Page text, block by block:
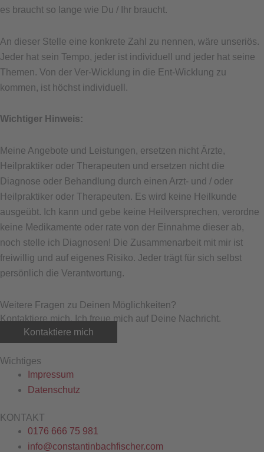
es braucht so lange wie Du / Ihr braucht.
An dieser Stelle eine konkrete Zahl zu nennen, wäre unseriös.
Jeder hat sein Tempo, jeder ist individuell und jeder hat seine
Themen. Von der Ver-Wicklung in die Ent-Wicklung zu
kommen, ist höchst individuell.
Wichtiger Hinweis:
Meine Angebote und Leistungen, ersetzen nicht Ärzte,
Heilpraktiker oder Therapeuten und ersetzen nicht die
Diagnose oder Behandlung durch einen Arzt- und / oder
Heilpraktiker oder Therapeuten. Es wird keine Heilkunde
ausgeübt. Ich kann und gebe keine Heilversprechen, verordne
keine Medikamente oder rate von der Einnahme dieser ab,
noch stelle ich Diagnosen! Die Zusammenarbeit mit mir ist
freiwillig und auf eigenes Risiko. Jeder trägt für sich selbst
persönlich die Verantwortung.
Weitere Fragen zu Deinen Möglichkeiten?
Kontaktiere mich. Ich freue mich auf Deine Nachricht.
Kontaktiere mich
Wichtiges
Impressum
Datenschutz
KONTAKT
0176 666 75 981
info@constantinbachfischer.com